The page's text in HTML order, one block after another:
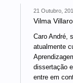
21 Outubro,
Vilma
Caro André,
atualmente
dissertação
entre em